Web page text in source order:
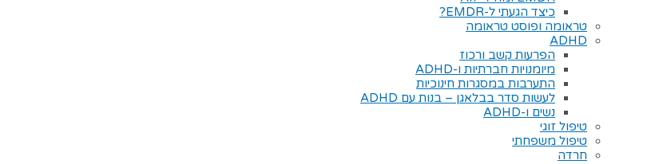
כיצד הגעתי ל-EMDR?
טראומה ופוסט טראומה
ADHD
הפרעות קשב ורכוז
מיומנויות חברתיות ו-ADHD
התערבות במסגרות חינוכיות
לעשות סדר בבלאגן – בנות עם ADHD
נשים ו-ADHD
טיפול זוגי
טיפול משפחתי
חרדה